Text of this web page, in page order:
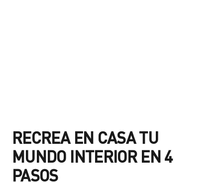
RECREA EN CASA TU
MUNDO INTERIOR EN 4
PASOS